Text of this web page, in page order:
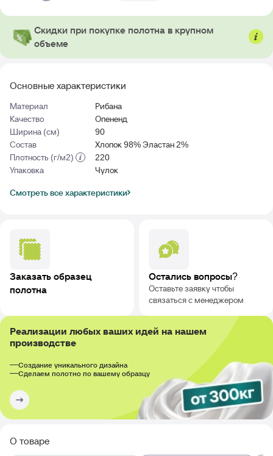
Основные характеристики
Материал
Рибана
Качество
Опененд
Ширина (см)
90
Состав
Хлопок 98% Эластан 2%
Плотность (г/м2)
220
Упаковка
Чулок
Смотреть все характеристики
Скидки при покупке полотна в крупном
объеме
Заказать образец
полотна
Остались вопросы?
Оставьте заявку чтобы
связаться с менеджером
Реализации любых ваших идей на нашем
производстве
Создание уникального дизайна
Сделаем полотно по вашему образцу
О товаре